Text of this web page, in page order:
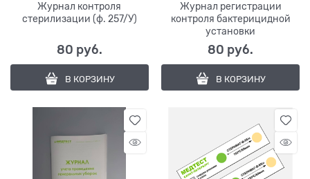
Журнал контроля
стерилизации (ф. 257/У)
80 руб.
В КОРЗИНУ
Журнал регистрации
контроля бактерицидной
установки
80 руб.
В КОРЗИНУ